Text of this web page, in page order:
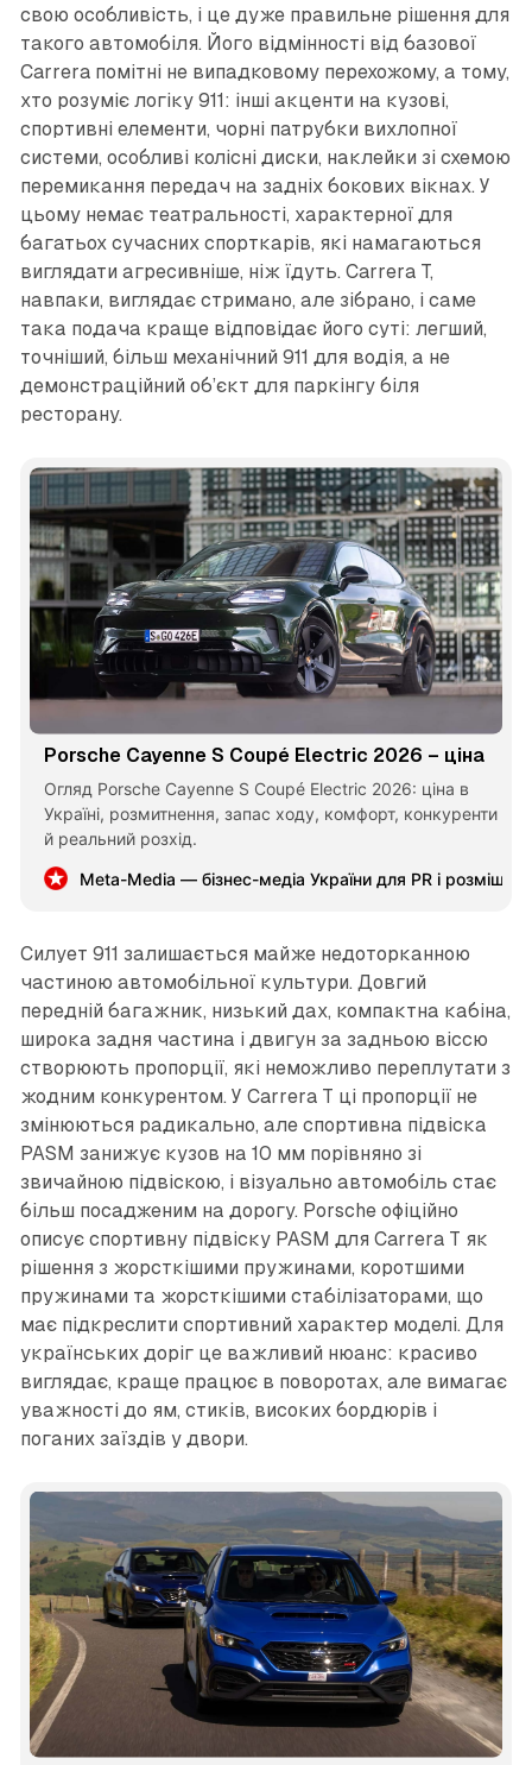
свою особливість, і це дуже правильне рішення для
такого автомобіля. Його відмінності від базової
Carrera помітні не випадковому перехожому, а тому,
хто розуміє логіку 911: інші акценти на кузові,
спортивні елементи, чорні патрубки вихлопної
системи, особливі колісні диски, наклейки зі схемою
перемикання передач на задніх бокових вікнах. У
цьому немає театральності, характерної для
багатьох сучасних спорткарів, які намагаються
виглядати агресивніше, ніж їдуть. Carrera T,
навпаки, виглядає стримано, але зібрано, і саме
така подача краще відповідає його суті: легший,
точніший, більш механічний 911 для водія, а не
демонстраційний об’єкт для паркінгу біля
ресторану.
Porsche Cayenne S Coupé Electric 2026 – ціна
Огляд Porsche Cayenne S Coupé Electric 2026: ціна в
Україні, розмитнення, запас ходу, комфорт, конкуренти
й реальний розхід.
Meta-Media — бізнес-медіа України для PR і
Силует 911 залишається майже недоторканною
частиною автомобільної культури. Довгий
передній багажник, низький дах, компактна кабіна,
широка задня частина і двигун за задньою віссю
створюють пропорції, які неможливо переплутати з
жодним конкурентом. У Carrera T ці пропорції не
змінюються радикально, але спортивна підвіска
PASM занижує кузов на 10 мм порівняно зі
звичайною підвіскою, і візуально автомобіль стає
більш посадженим на дорогу. Porsche офіційно
описує спортивну підвіску PASM для Carrera T як
рішення з жорсткішими пружинами, коротшими
пружинами та жорсткішими стабілізаторами, що
має підкреслити спортивний характер моделі. Для
українських доріг це важливий нюанс: красиво
виглядає, краще працює в поворотах, але вимагає
уважності до ям, стиків, високих бордюрів і
поганих заїздів у двори.